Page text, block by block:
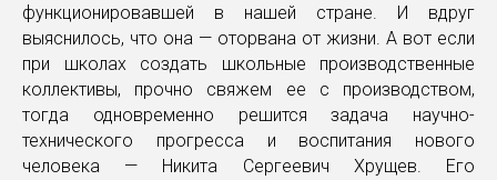
функционировавшей в нашей стране. И вдруг
выяснилось, что она — оторвана от жизни. А вот если
при школах создать школьные производственные
коллективы, прочно свяжем ее с производством,
тогда одновременно решится задача научно-
технического прогресса и воспитания нового
человека — Никита Сергеевич Хрущев. Его